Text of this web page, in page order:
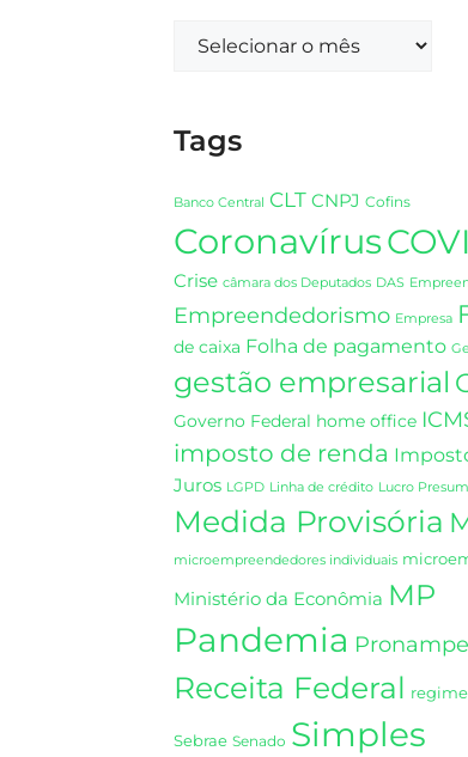
Tags
Banco Central CLT CNPJ Cofins
Coronavírus
Crise câmara dos Deputados DAS
Empreendedorismo Empresa
de caixa Folha de pagamento
gestão empresarial
Governo Federal home office
imposto de renda
Juros LGPD Linha de crédito Lucro
Medida Provisória
microempreendedores individuais
Ministério da Econômia MP
Pandemia Pronampe
Receita Federal
Sebrae Senado Simples